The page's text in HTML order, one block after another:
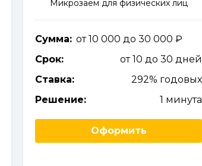
Микрозаём для физических лиц
Сумма: от 10 000 до 30 000
Срок:
от 10 до 30 дней
Ставка:
292% годовых
Решение:
1 минута
Оформить